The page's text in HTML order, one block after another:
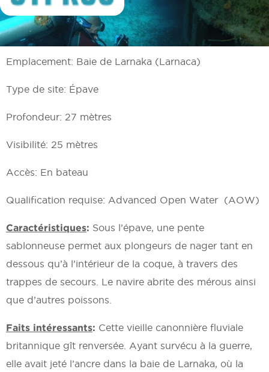
Emplacement: Baie de Larnaka (Larnaca)
Type de site: Épave
Profondeur: 27 mètres
Visibilité: 25 mètres
Accès: En bateau
Qualification requise: Advanced Open Water (AOW)
Caractéristiques: Sous l’épave, une pente
sablonneuse permet aux plongeurs de nager tant en
dessous qu’à l’intérieur de la coque, à travers des
trappes de secours. Le navire abrite des mérous ainsi
que d’autres poissons.
Faits intéressants: Cette vieille canonnière fluviale
britannique gît renversée. Ayant survécu à la guerre,
elle avait jeté l’ancre dans la baie de Larnaka, où la